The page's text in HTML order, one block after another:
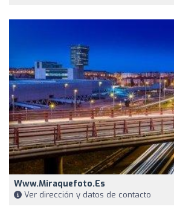
Www.miraquefoto.es
Ver dirección y datos de contacto